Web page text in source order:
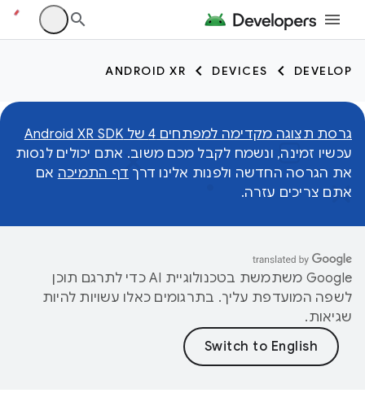
DEVELOP
DEVICES
ANDROID XR
גרסת תצוגה מקדימה למפתחים 4 של Android XR SDK
עכשיו זמינה, ונשמח לקבל מכם משוב. אתם יכולים לנסות
את הגרסה החדשה ולפנות אלינו דרך דף התמיכה אם
אתם צריכים עזרה.
‫Google משתמשת בטכנולוגיית AI כדי לתרגם תוכן
לשפה המועדפת עליך. בתרגומים כאלו עשויות להיות
שגיאות.